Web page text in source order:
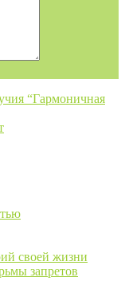
“Гармоничная
своей жизни
запретов